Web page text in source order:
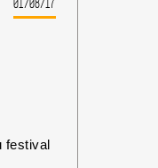
festival